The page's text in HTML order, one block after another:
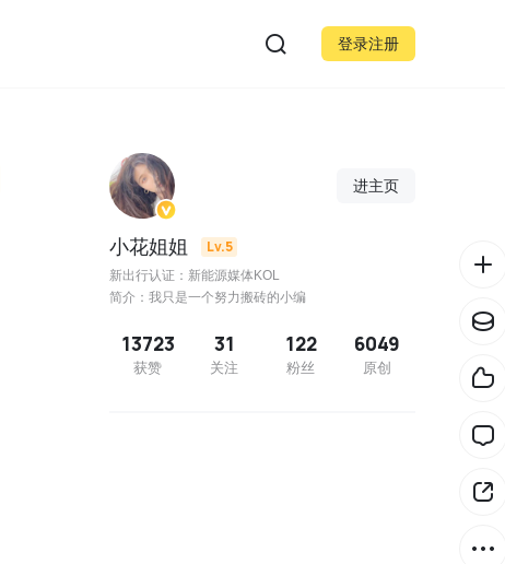
登录注册
进主页
小花姐姐 Lv.5
新出行认证：新能源媒体KOL
简介：我只是一个努力搬砖的小编
13723
获赞
31
关注
122
粉丝
6049
原创